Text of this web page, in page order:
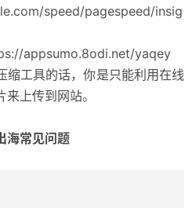
speed/pagespeed/insig
appsumo.8odi.net/yaqey
缩工具的话，你是只能利用在线
上传到网站。
海常见问题